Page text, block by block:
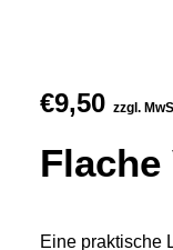
€9,50 zzgl.
Flache
Eine praktische